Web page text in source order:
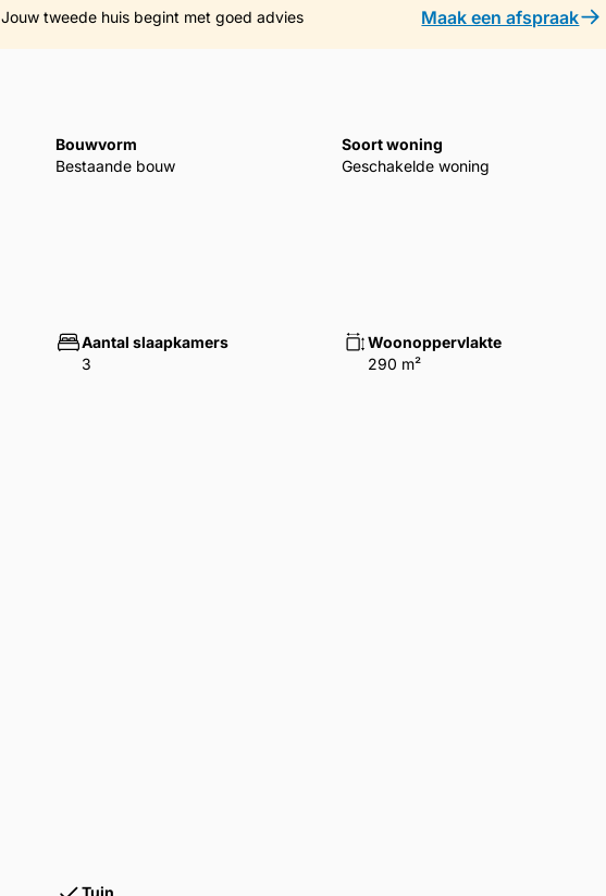
Jouw tweede huis begint met goed advies Maak een afspraak
Bouwvorm
Bestaande bouw
Soort woning
Geschakelde woning
Aantal slaapkamers
3
Woonoppervlakte
290 m²
Tuin